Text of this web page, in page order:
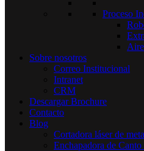
Proceso
Sobre nosotros
Correo Institucional
Intranet
CRM
Descargar Brochure
Contacto
Blog
Cortadora láser de
Enchapadora de